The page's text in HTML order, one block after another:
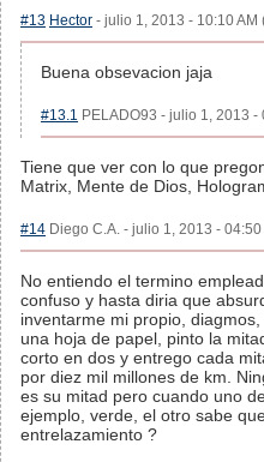
#13 Hector - julio 1, 2013 - 10:10 AM
Buena obsevacion jaja
#13.1 PELADO93 - julio 1, 2013
Tiene que ver con lo que
Matrix, Mente de Dios,
#14 Diego C.A. - julio 1, 2013 -
No entiendo el termino
confuso y hasta diria que
inventarme mi propio,
una hoja de papel, pinto la
corto en dos y entrego cada
por diez mil millones de km.
es su mitad pero cuando uno
ejemplo, verde, el otro sabe
entrelazamiento ?